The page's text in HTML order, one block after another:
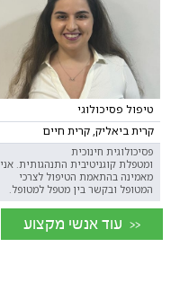
טיפול פסיכולוגי
קרית ביאליק, קרית חיים
פסיכולוגית חינוכית
ומטפלת קוגניטיבית התנהגותית. אני
מאמינה בהתאמת הטיפול לצרכי
המטופל ובקשר בין מטפל למטופל.
<< עוד אנשי מקצוע